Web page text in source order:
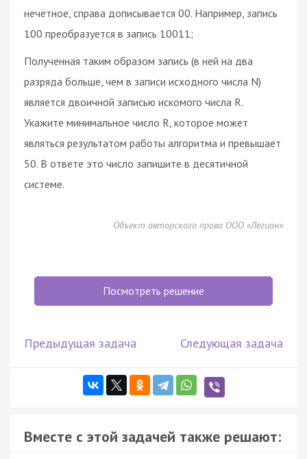
нечётное, справа дописывается 00. Например, запись
100 преобразуется в запись 10011;
Полученная таким образом запись (в ней на два
разряда больше, чем в записи исходного числа N)
является двоичной записью искомого числа R.
Укажите минимальное число R, которое может
являться результатом работы алгоритма и превышает
50. В ответе это число запишите в десятичной
системе.
Объект авторского права ООО «Легион»
Посмотреть решение
Предыдущая задача Следующая задача
Вместе с этой задачей также решают: